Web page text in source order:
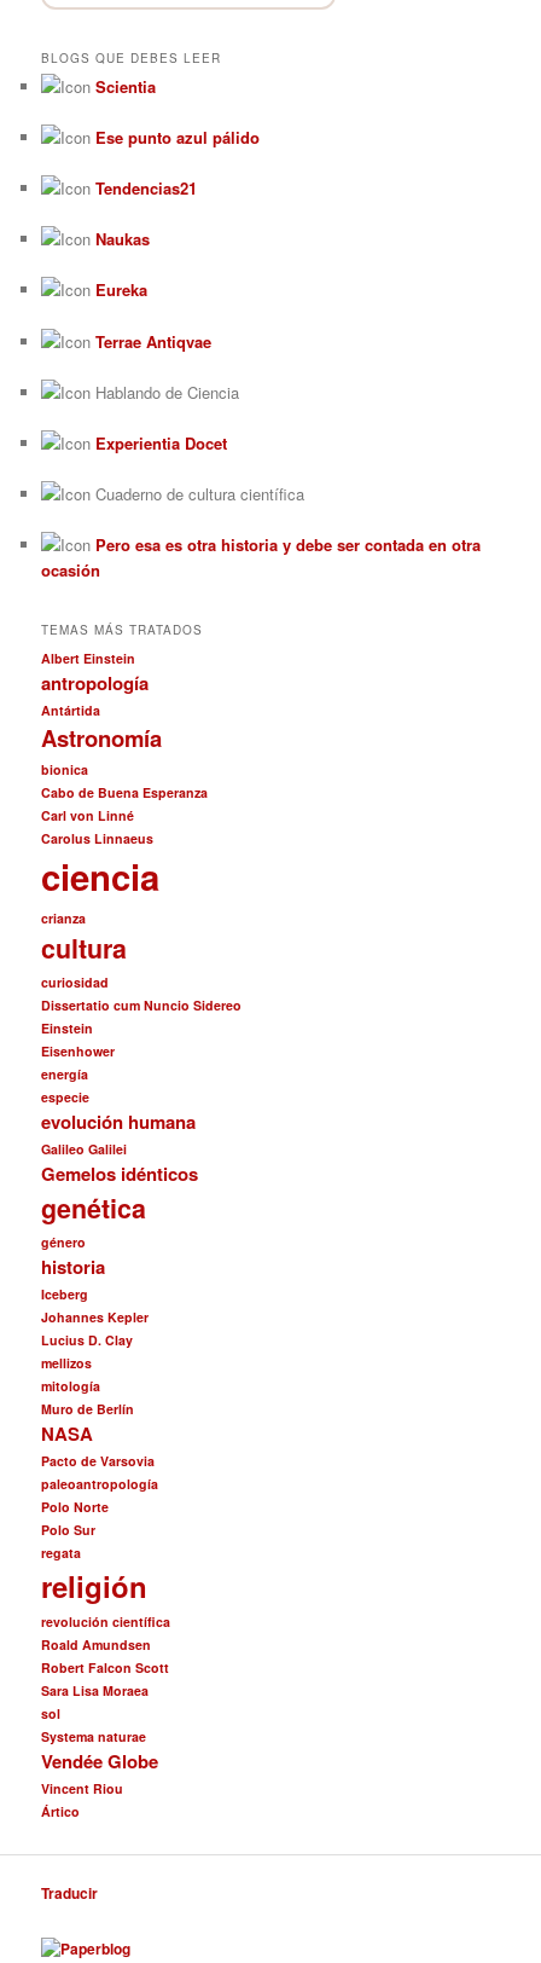
BLOGS QUE DEBES LEER
Scientia
Ese punto azul pálido
Tendencias21
Naukas
Eureka
Terrae Antiqvae
Hablando de Ciencia
Experientia Docet
Cuaderno de cultura científica
Pero esa es otra historia y debe ser contada en otra
ocasión
TEMAS MÁS TRATADOS
Albert Einstein
antropología
Antártida
Astronomía
bionica
Cabo de Buena Esperanza
Carl von Linné
Carolus Linnaeus
ciencia
crianza
cultura
curiosidad
Dissertatio cum Nuncio Sidereo
Einstein
Eisenhower
energía
especie
evolución humana
Galileo Galilei
Gemelos idénticos
genética
género
historia
Iceberg
Johannes Kepler
Lucius D. Clay
mellizos
mitología
Muro de Berlín
NASA
Pacto de Varsovia
paleoantropología
Polo Norte
Polo Sur
regata
religión
revolución científica
Roald Amundsen
Robert Falcon Scott
Sara Lisa Moraea
sol
Systema naturae
Vendée Globe
Vincent Riou
Ártico
Traducir